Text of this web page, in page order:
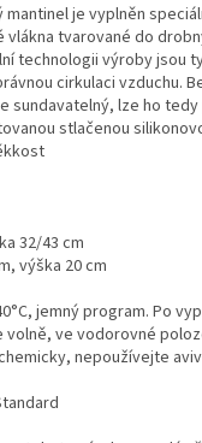
je vyplněn
vlákna tvarované do
technologii výroby jsou
cirkulaci vzduchu.
sundavatelný, lze ho
stlačenou
32/43 cm
výška 20 cm
jemný program. Po
ve vodorovné
nepoužívejte